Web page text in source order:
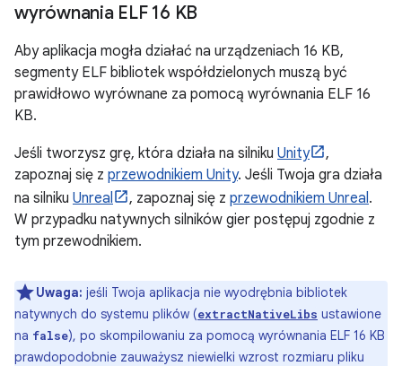
wyrównania ELF 16 KB
Aby aplikacja mogła działać na urządzeniach 16 KB,
segmenty ELF bibliotek współdzielonych muszą być
prawidłowo wyrównane za pomocą wyrównania ELF 16
KB.
Jeśli tworzysz grę, która działa na silniku Unity
,
zapoznaj się z przewodnikiem Unity. Jeśli Twoja gra działa
na silniku Unreal , zapoznaj się z przewodnikiem Unreal .
W przypadku natywnych silników gier postępuj zgodnie z
tym przewodnikiem.
Uwaga: jeśli Twoja aplikacja nie wyodrębnia bibliotek
natywnych do systemu plików (extractNativeLibs ustawione
na false), po skompilowaniu za pomocą wyrównania ELF 16 KB
prawdopodobnie zauważysz niewielki wzrost rozmiaru pliku